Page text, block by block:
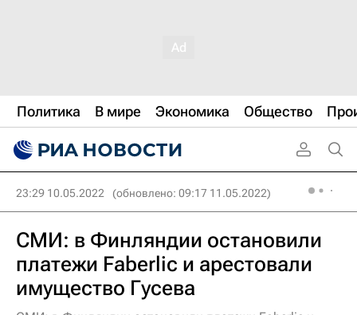
Политика В мире Экономика Общество
23:29 10.05.2022 (обновлено: 09:17 11.05.2022)
СМИ: в Финляндии остановили
платежи Faberlic и арестовали
имущество Гусева